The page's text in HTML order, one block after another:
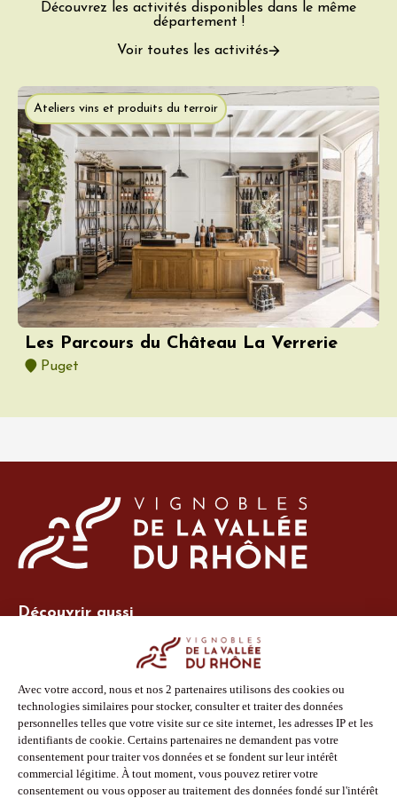
Découvrez les activités disponibles dans le même
département !
Voir toutes les activités
Ateliers vins et produits du terroir
Les Parcours du Château La Verrerie
Puget
Découvrir aussi
Espace adhérent
Espace presse
Phototèque
Suivez-nous
Facebook
Instagram